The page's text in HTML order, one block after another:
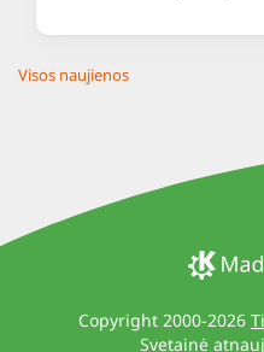
Visos naujienos
Copyright 2000-2026
Svetainė